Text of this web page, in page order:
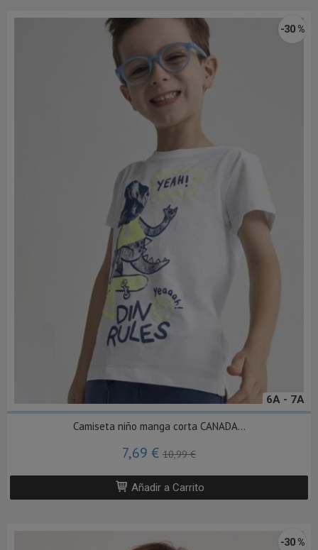
6A - 7A
-30 %
Camiseta niño manga corta CANADA...
7,69 € 10,99 €
Añadir a Carrito
-30 %